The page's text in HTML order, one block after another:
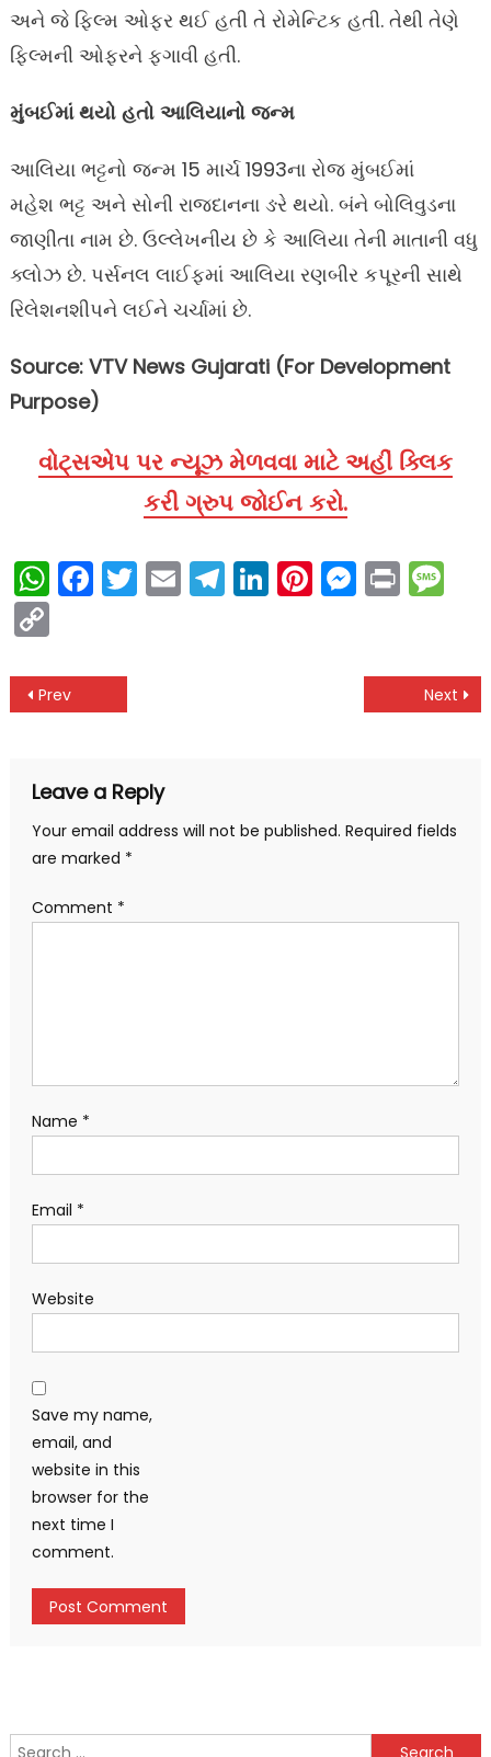
અને જે ફિલ્મ ઓફર થઈ હતી તે રોમેન્ટિક હતી. તેથી તેણે
ફિલ્મની ઓફરને ફગાવી હતી.
મુંબઈમાં થયો હતો આલિયાનો જન્મ
આલિયા ભટ્ટનો જન્મ 15 માર્ચ 1993ના રોજ મુંબઈમાં
મહેશ ભટ્ટ અને સોની રાજદાનના ઙરે થયો. બંને બોલિવુડના
જાણીતા નામ છે. ઉલ્લેખનીય છે કે આલિયા તેની માતાની વધુ
ક્લોઝ છે. પર્સનલ લાઈફમાં આલિયા રણબીર કપૂરની સાથે
રિલેશનશીપને લઈને ચર્ચામાં છે.
Source: VTV News Gujarati (For Development
Purpose)
વોટ્સએપ પર ન્યૂઝ મેળવવા માટે અહીં ક્લિક
કરી ગ્રુપ જોઈન કરો.
WhatsApp
Facebook
Twitter
EmailTelegram
LinkedIn
Pinterest
Print
Copy
Post
Prev Next
Leave a Reply
Your email address will not be published. Required fields
are marked *
Comment *
Name *
Email *
Website
Save my name,
email, and
website in this
browser for the
next time I
comment.
Search